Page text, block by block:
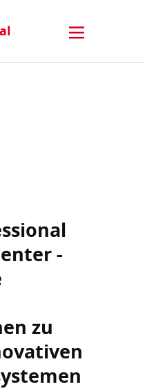
-
zu